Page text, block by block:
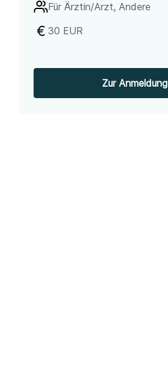
Für Ärztin/Arzt, Andere
30 EUR
Zur Anmeldung